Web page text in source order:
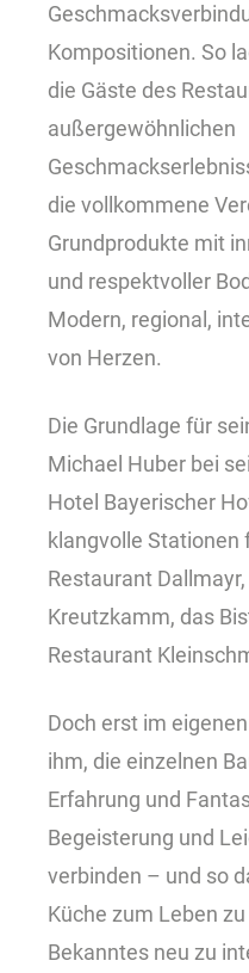
Kompositionen. So
die Gäste des
außergewöhnlichen
die vollkommene
Grundprodukte mit
und respektvoller
Modern, regional,
von Herzen.
Die Grundlage für
Michael Huber bei
Hotel Bayerischer
klangvolle Stationen
Restaurant
Kreutzkamm, das
Restaurant
Doch erst im
ihm, die einzelnen
Erfahrung und
Begeisterung und
verbinden – und so
Küche zum Leben
Bekanntes neu zu